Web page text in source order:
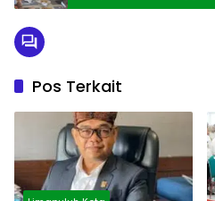
Pos Terkait